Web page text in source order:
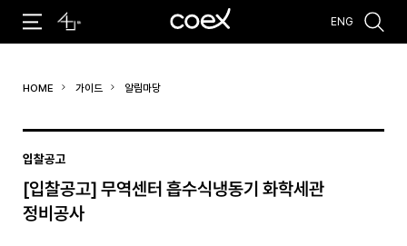
#코엑스 전시 #행사
ENG
HOME 가이드 알림마당
입찰공고
[입찰공고] 무역센터 흡수식냉동기 화학세관
정비공사